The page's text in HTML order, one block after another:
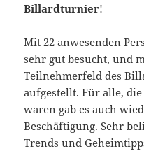
Billardturnier!
Mit 22 anwesenden
sehr gut besucht, und
Teilnehmerfeld des
aufgestellt. Für alle,
waren gab es auch
Beschäftigung. Sehr
Trends und